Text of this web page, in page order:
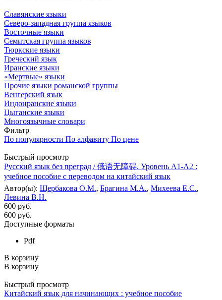
Славянские языки
Северо-западная группа языков
Восточные языки
Семитская группа языков
Тюркские языки
Греческий язык
Иранские языки
«Мертвые» языки
Прочие языки романской группы
Венгерский язык
Индоиранские языки
Цыганские языки
Многоязычные словари
Фильтр
По популярности По алфавиту По цене
Быстрый просмотр
Русский язык без преград / 俄语无障碍. Уровень А1-А2 :
учебное пособие с переводом на китайский язык
Автор(ы): Щербакова О.М., Брагина М.А., Михеева Е.С.,
Левина В.Н.
600 руб.
600 руб.
Доступные форматы
Pdf
В корзину
В корзину
Быстрый просмотр
Китайский язык для начинающих : учебное пособие